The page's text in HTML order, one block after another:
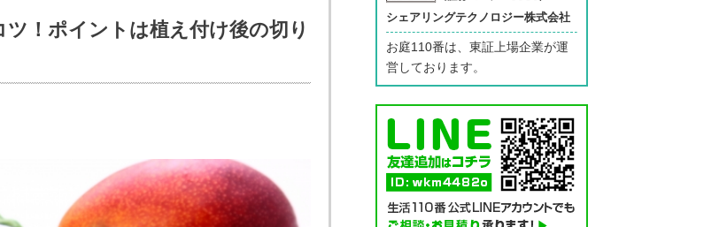
！ポイントは植え付け後の切り
シェアリングテクノロジー株式会社
お庭110番は、東証上場企業が運
営しております。